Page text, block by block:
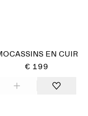
EN CUIR
€ 199